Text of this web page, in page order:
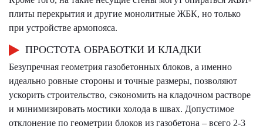
плиты перекрытия и другие монолитные ЖБК, но только
при устройстве армопояса.
ПРОСТОТА ОБРАБОТКИ И КЛАДКИ
Безупречная геометрия газобетонных блоков, а именно
идеально ровные стороны и точные размеры, позволяют
ускорить строительство, сэкономить на кладочном растворе
и минимизировать мостики холода в швах. Допустимое
отклонение по геометрии блоков из газобетона – всего 2-3